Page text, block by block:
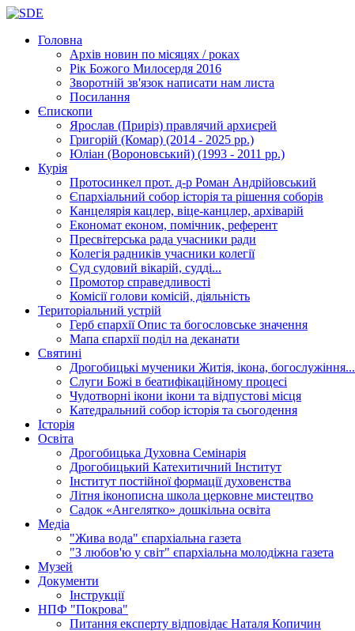
Головна
Архів новин по місяцях / роках
Рік Божого Милосердя 2016
Зворотній зв'язок написати нам листа
Посилання
Єпископи
Ярослав (Приріз) правлячий архиєрей
Григорій (Комар) (2014 - 2025 рр.)
Юліан (Вороновський) (1993 - 2011 рр.)
Курія
Протосинкел прот. д-р Роман Андрійовський
Єпархіальний собор історія та рішення соборів
Канцелярія кацлер, віце-канцлер, архіварій
Економат економ, помічник, референт
Пресвітерська рада учасники ради
Колегія радників учасники колегії
Суд судовий вікарій, судді...
Промотор справедливості
Комісіїголови комісій, діяльність
Територіальний устрій
Герб єпархіїОпис та богословське значення
Мапа єпархіїподіл на деканати
Святині
Дрогобицькі мученики Житія, ікона, богослужіння...
Слуги Божі в беатифікаційному процесі
Чудотворні ікони ікони та відпустові місця
Катедральний собор історія та сьогодення
Історія
Освіта
Дрогобицька Духовна Семінарія
Дрогобицький Катехитичний Інститут
Інститут постійної формації духовенства
Літня іконописна школа церковне мистецтво
Садок «Ангелятко» дошкільна освіта
Медіа
"Жива вода" єпархіальна газета
"З любов'ю у світ" єпархіальна молодіжна газета
Музей
Документи
Інструкції
НПФ "Покрова"
Питання експерту відповідає Наталя Копичин